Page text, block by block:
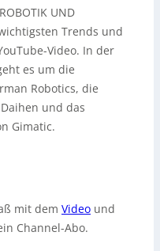
UND
Trends und
Video. In der
es um die
Robotics, die
und das
Gimatic.
mit dem Video und
Channel-Abo.